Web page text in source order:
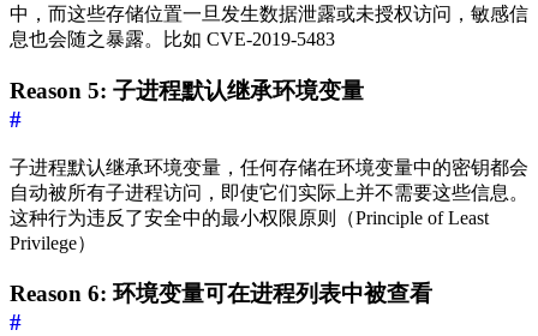
中，而这些存储位置一旦发生数据泄露或未授权访问，敏感信
息也会随之暴露。比如 CVE-2019-5483
Reason 5: 子进程默认继承环境变量
#
子进程默认继承环境变量，任何存储在环境变量中的密钥都会
自动被所有子进程访问，即使它们实际上并不需要这些信息。
这种行为违反了安全中的最小权限原则（Principle of Least
Privilege）
Reason 6: 环境变量可在进程列表中被查看
#